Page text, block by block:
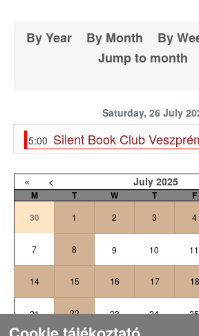
By Year By Month By
Jump to month
Saturday, 26 July
5:00 Silent Book Club
« < July 2025
M T W T F
30
1 2 3 4
7 8 9 10 11
14 15 16 17 18
21 22 23 24 25